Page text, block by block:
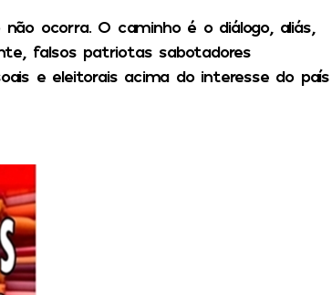
ocorra. O caminho é o diálogo, aliás,
falsos patriotas sabotadores
e eleitorais acima do interesse do país